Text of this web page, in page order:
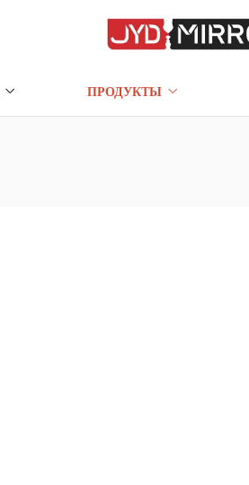
ПРОДУКТЫ